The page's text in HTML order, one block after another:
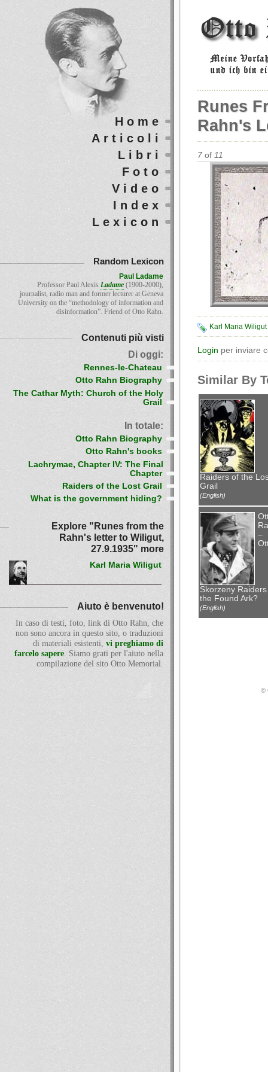
Runes
Rahn's
7 of 11
Karl Maria Wiligut
Login per inviare
Similar By
Raiders of the
Grail
(English)
–
Skorzeny
the Found Ark?
(English)
Home
Articoli
Libri
Foto
Video
Index
Lexicon
Random Lexicon
Paul Ladame
Professor Paul AlexisLadame (1900-2000),
journalist, radio man and former lecturer at Geneva
University on the “methodology of information and
disinformation”. Friend of Otto Rahn.
Contenuti più visti
Di oggi:
Rennes-le-Chateau
Otto Rahn Biography
The Cathar Myth: Church of the Holy
Grail
In totale:
Otto Rahn Biography
Otto Rahn's books
Lachrymae, Chapter IV: The Final
Chapter
Raiders of the Lost Grail
What is the government hiding?
Explore "Runes from the
Rahn's letter to Wiligut,
27.9.1935" more
Karl Maria Wiligut
Aiuto è benvenuto!
In caso di testi, foto, link di Otto Rahn, che
non sono ancora in questo sito, o traduzioni
di materiali esistenti, vi preghiamo di
farcelo sapere. Siamo grati per l'aiuto nella
compilazione del sito Otto Memorial.
©